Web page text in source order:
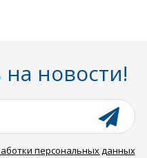
новости!
персональных данных